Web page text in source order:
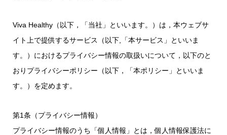
Viva Healthy（以下，「当社」といいます。）は，本ウェブサ
イト上で提供するサービス（以下,「本サービス」といいま
す。）におけるプライバシー情報の取扱いについて，以下のと
おりプライバシーポリシー（以下，「本ポリシー」といいま
す。）を定めます。
第1条（プライバシー情報）
プライバシー情報のうち「個人情報」とは，個人情報保護法に